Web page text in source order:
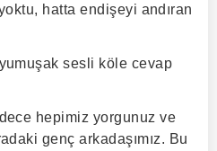
hatta endişeyi andıran
sesli köle cevap
hepimiz yorgunuz ve
genç arkadaşımız. Bu